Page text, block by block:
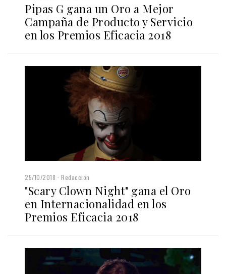
Pipas G gana un Oro a Mejor
Campaña de Producto y Servicio
en los Premios Eficacia 2018
25/10/2018 Redacción
"Scary Clown Night" gana el Oro
en Internacionalidad en los
Premios Eficacia 2018